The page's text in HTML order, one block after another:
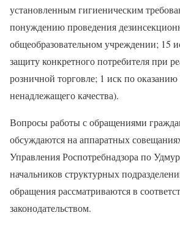
установленным гигиеническим
понуждению проведения
общеобразовательном учреждении; 15
защиту конкретного потребителя при
розничной торговле; 1 иск по
ненадлежащего качества).
Вопросы работы с обращениями
обсуждаются на аппаратных
Управления Роспотребнадзора по
начальников структурных
обращения рассматриваются в
законодательством.